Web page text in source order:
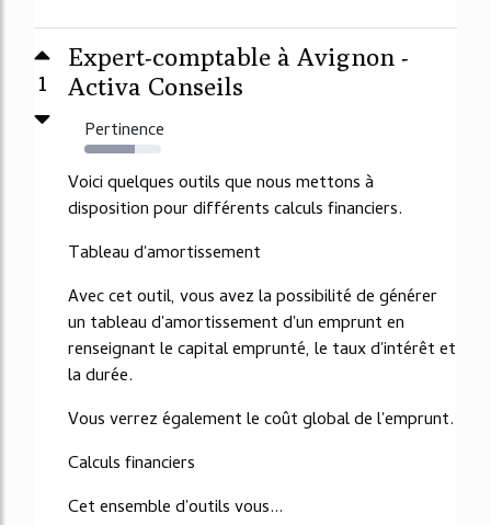
1
Expert-comptable à Avignon -
Activa Conseils
Pertinence
66%
Voici quelques outils que nous mettons à
disposition pour différents calculs financiers.
Tableau d'amortissement
Avec cet outil, vous avez la possibilité de générer
un tableau d'amortissement d'un emprunt en
renseignant le capital emprunté, le taux d'intérêt et
la durée.
Vous verrez également le coût global de l'emprunt.
Calculs financiers
Cet ensemble d'outils vous...